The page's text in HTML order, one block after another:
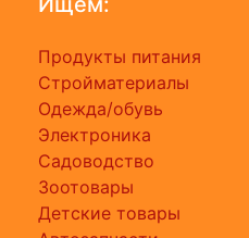
Продукты питания
Стройматериалы
Одежда/обувь
Электроника
Садоводство
Зоотовары
Детские товары